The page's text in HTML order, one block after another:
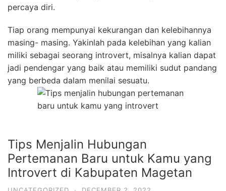
percaya diri.
Tiap orang mempunyai kekurangan dan kelebihannya
masing- masing. Yakinlah pada kelebihan yang kalian
miliki sebagai seorang introvert, misalnya kalian dapat
jadi pendengar yang baik atau memiliki sudut pandang
yang berbeda dalam menilai sesuatu.
Tips Menjalin Hubungan
Pertemanan Baru untuk Kamu yang
Introvert di Kabupaten Magetan